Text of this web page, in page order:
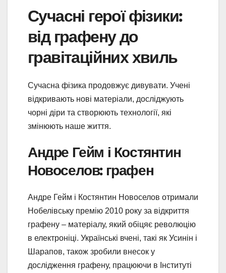
Сучасні герої фізики:
від графену до
гравітаційних хвиль
Сучасна фізика продовжує дивувати. Учені
відкривають нові матеріали, досліджують
чорні діри та створюють технології, які
змінюють наше життя.
Андре Гейм і Костянтин
Новоселов: графен
Андре Гейм і Костянтин Новоселов отримали
Нобелівську премію 2010 року за відкриття
графену – матеріалу, який обіцяє революцію
в електроніці. Українські вчені, такі як Усинін і
Шарапов, також зробили внесок у
дослідження графену, працюючи в Інституті